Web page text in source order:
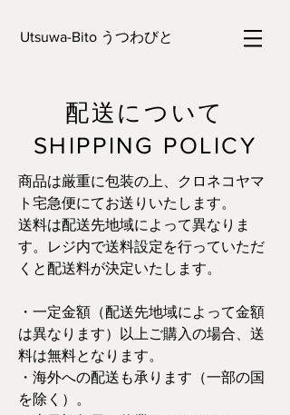
Utsuwa-Bito うつわびと
商品は厳重に包装の上、クロネコヤマ
ト宅急便にてお送りいたします。
送料は配送先地域によって異なりま
す。レジ内で送料設定を行っていただ
くと配送料が決定いたします。
・一定金額（配送先地域によって金額
は異なります）以上ご購入の場合、送
料は無料となります。
・海外への配送も承ります（一部の国
を除く）。
配送について
SHIPPING POLICY